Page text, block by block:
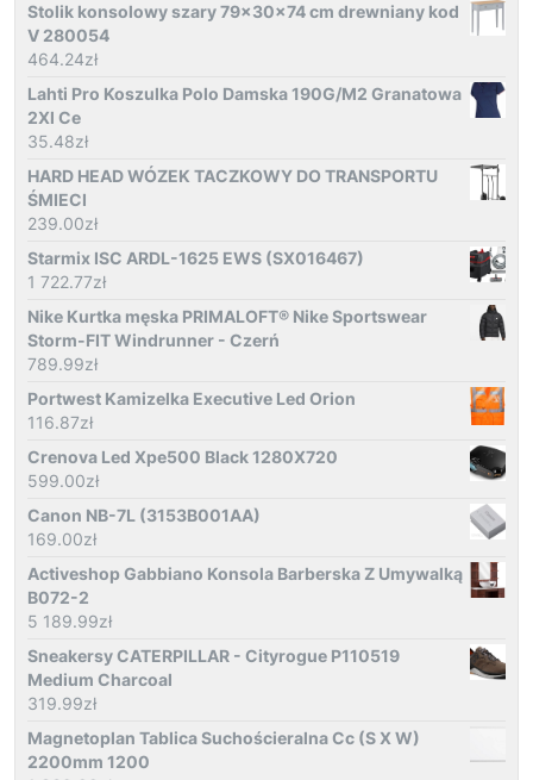
Stolik konsolowy szary 79x30x74 cm drewniany kod
V 280054
464.24zł
Lahti Pro Koszulka Polo Damska 190G/M2 Granatowa
2Xl Ce
35.48zł
HARD HEAD WÓZEK TACZKOWY DO TRANSPORTU
ŚMIECI
239.00zł
Starmix ISC ARDL-1625 EWS (SX016467)
1 722.77zł
Nike Kurtka męska PRIMALOFT® Nike Sportswear
Storm-FIT Windrunner - Czerń
789.99zł
Portwest Kamizelka Executive Led Orion
116.87zł
Crenova Led Xpe500 Black 1280X720
599.00zł
Canon NB-7L (3153B001AA)
169.00zł
Activeshop Gabbiano Konsola Barberska Z Umywalką
B072-2
5 189.99zł
Sneakersy CATERPILLAR - Cityrogue P110519
Medium Charcoal
319.99zł
Magnetoplan Tablica Suchościeralna Cc (S X W)
2200mm 1200